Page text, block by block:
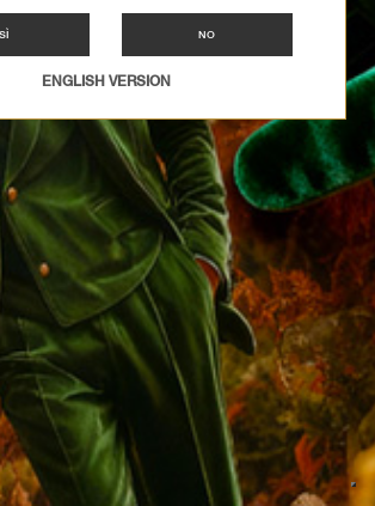
SÌ NO
ENGLISH VERSION